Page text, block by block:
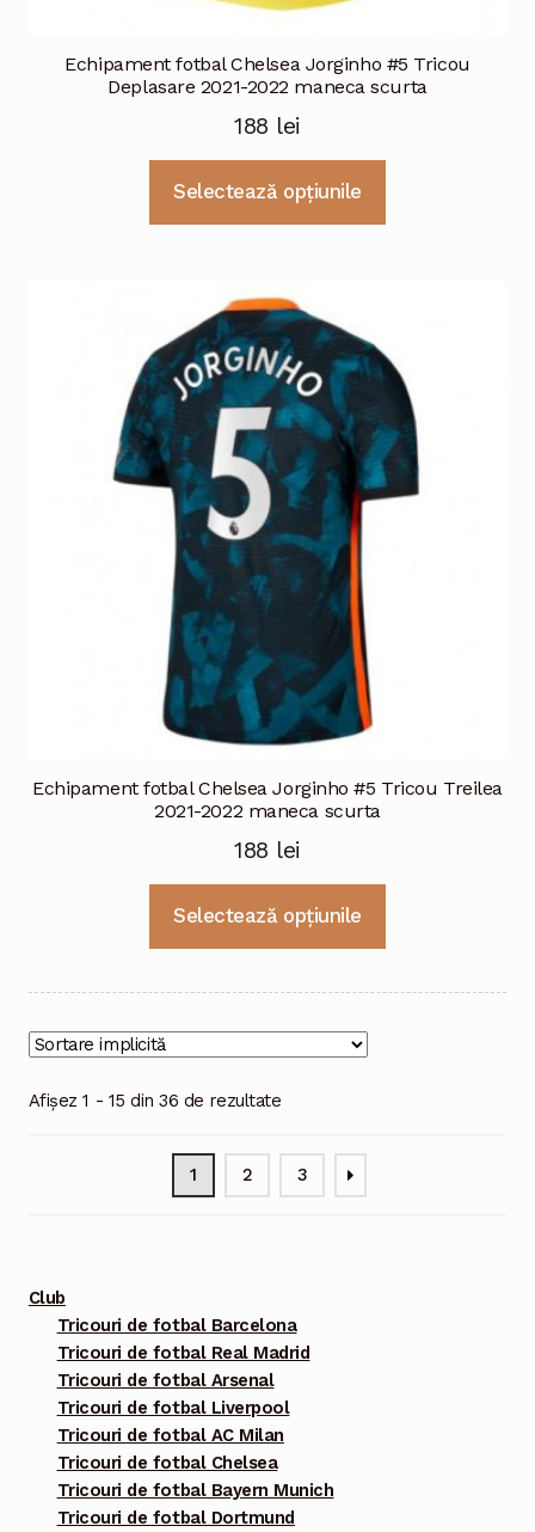
Echipament fotbal Chelsea Jorginho #5 Tricou
Deplasare 2021-2022 maneca scurta
188 lei
Selectează opțiunile
Opțiunile
pot
fi
alese
în
Echipament fotbal Chelsea Jorginho #5 Tricou Treilea
2021-2022 maneca scurta
188 lei
Selectează opțiunile
mai
Afișez 1 - 15 din 36 de rezultate
1 2 3
Club
Tricouri de fotbal Barcelona
Tricouri de fotbal Real Madrid
Tricouri de fotbal Arsenal
Tricouri de fotbal Liverpool
Tricouri de fotbal AC Milan
Tricouri de fotbal Chelsea
Tricouri de fotbal Bayern Munich
Tricouri de fotbal Dortmund